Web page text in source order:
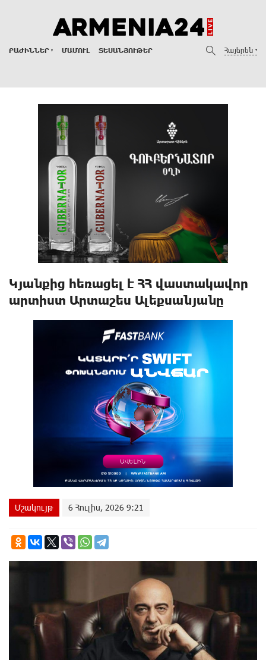
ԲԱԺԻՆՆԵՐ ՄԱՄՈՒԼ ՏԵՍԱՆՅՈՒԹԵՐ Հայերեն
Կյանքից հեռացել է ՀՀ վաստակավոր
արտիստ Արտաշես Ալեքսանյանը
Մշակույթ 6 Հուլիս, 2026 9:21